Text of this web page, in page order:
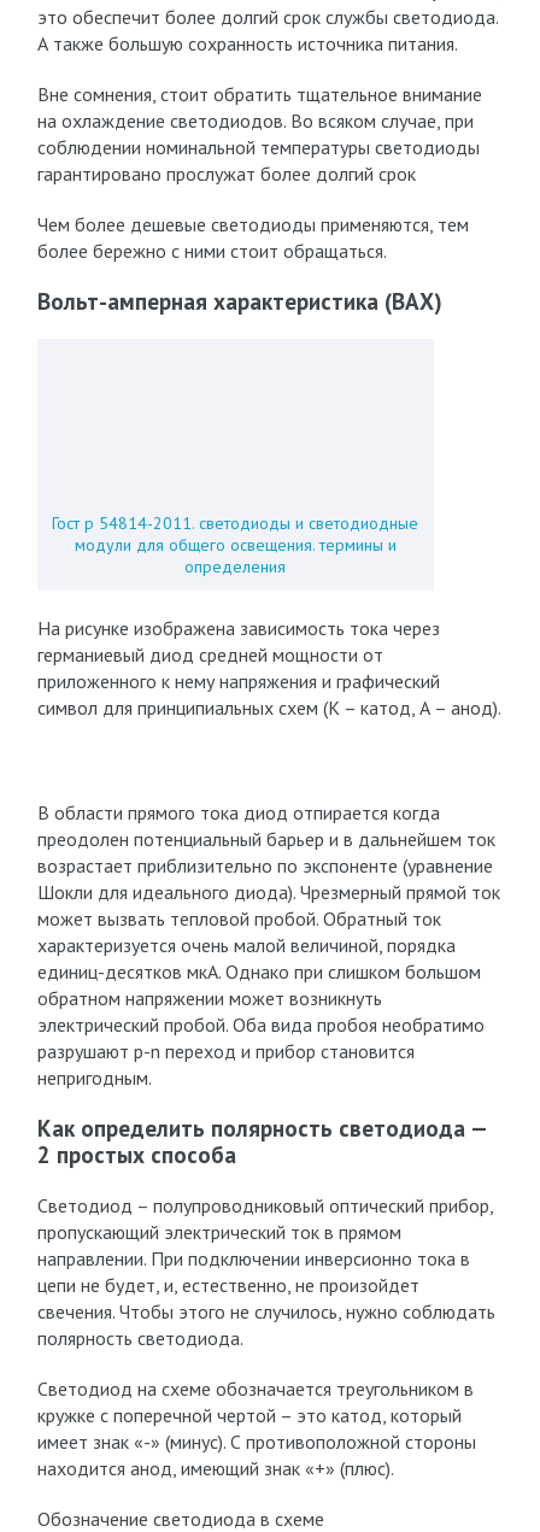
это обеспечит более долгий срок службы светодиода.
А также большую сохранность источника питания.
Вне сомнения, стоит обратить тщательное внимание
на охлаждение светодиодов. Во всяком случае, при
соблюдении номинальной температуры светодиоды
гарантировано прослужат более долгий срок
Чем более дешевые светодиоды применяются, тем
более бережно с ними стоит обращаться.
Вольт-амперная характеристика (ВАХ)
Гост р 54814-2011. светодиоды и светодиодные
модули для общего освещения. термины и
определения
На рисунке изображена зависимость тока через
германиевый диод средней мощности от
приложенного к нему напряжения и графический
символ для принципиальных схем (К – катод, А – анод).
В области прямого тока диод отпирается когда
преодолен потенциальный барьер и в дальнейшем ток
возрастает приблизительно по экспоненте (уравнение
Шокли для идеального диода). Чрезмерный прямой ток
может вызвать тепловой пробой. Обратный ток
характеризуется очень малой величиной, порядка
единиц-десятков мкА. Однако при слишком большом
обратном напряжении может возникнуть
электрический пробой. Оба вида пробоя необратимо
разрушают p-n переход и прибор становится
непригодным.
Как определить полярность светодиода —
2 простых способа
Светодиод – полупроводниковый оптический прибор,
пропускающий электрический ток в прямом
направлении. При подключении инверсионно тока в
цепи не будет, и, естественно, не произойдет
свечения. Чтобы этого не случилось, нужно соблюдать
полярность светодиода.
Светодиод на схеме обозначается треугольником в
кружке с поперечной чертой – это катод, который
имеет знак «-» (минус). С противоположной стороны
находится анод, имеющий знак «+» (плюс).
Обозначение светодиода в схеме